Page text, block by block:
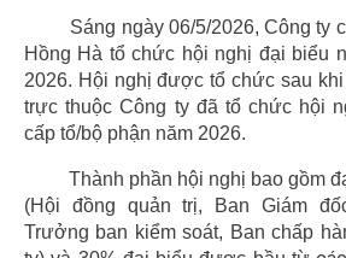
Sáng ngày 06/5/2026, Công ty
Hồng Hà tổ chức hội nghị đại biểu
2026. Hội nghị được tổ chức sau
trực thuộc Công ty đã tổ chức hội
cấp tổ/bộ phận năm 2026.
Thành phần hội nghị bao gồm
(Hội đồng quản trị, Ban Giám
Trưởng ban kiểm soát, Ban chấp